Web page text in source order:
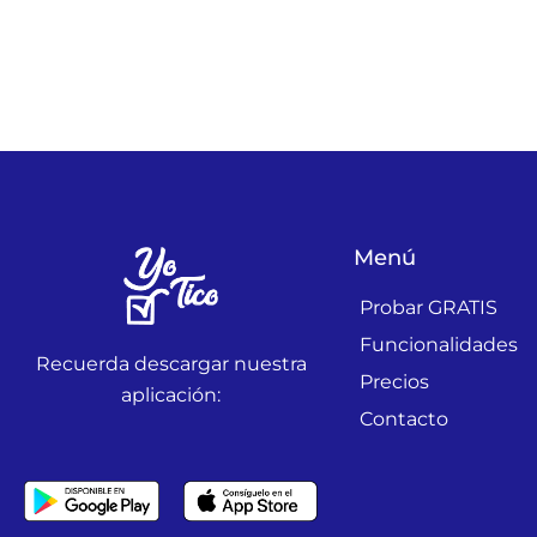
Recuerda descargar nuestra
aplicación:
Menú
Probar GRATIS
Funcionalidades
Precios
Contacto